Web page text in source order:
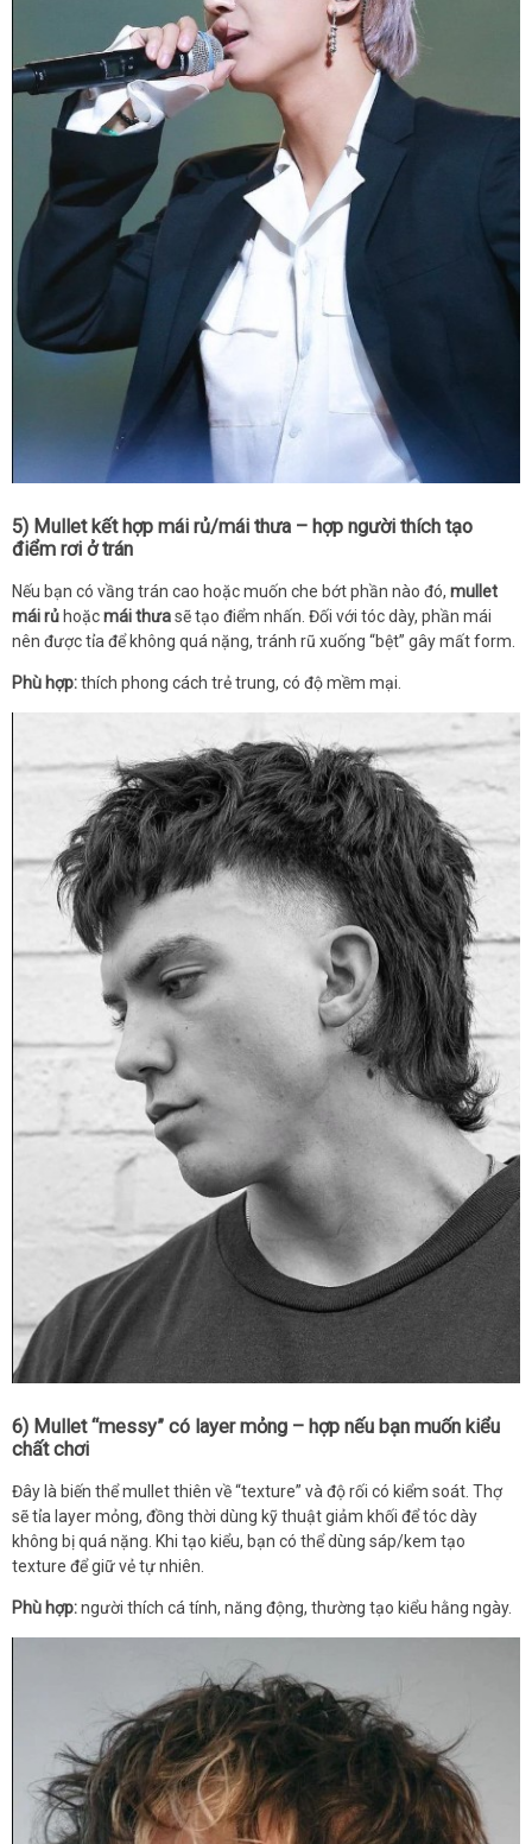
5) Mullet kết hợp mái rủ/mái thưa – hợp người thích tạo
điểm rơi ở trán
Nếu bạn có vầng trán cao hoặc muốn che bớt phần nào đó, mullet
mái rủ hoặcmái thưasẽ tạo điểm nhấn. Đối với tóc dày, phần mái
nên được tỉa để không quá nặng, tránh rũ xuống “bệt” gây mất form.
Phù hợp:thích phong cách trẻ trung, có độ mềm mại.
6) Mullet “messy” có layer mỏng – hợp nếu bạn muốn kiểu
chất chơi
Đây là biến thể mullet thiên về “texture” và độ rối có kiểm soát. Thợ
sẽ tỉa layer mỏng, đồng thời dùng kỹ thuật giảm khối để tóc dày
không bị quá nặng. Khi tạo kiểu, bạn có thể dùng sáp/kem tạo
texture để giữ vẻ tự nhiên.
Phù hợp:người thích cá tính, năng động, thường tạo kiểu hằng ngày.